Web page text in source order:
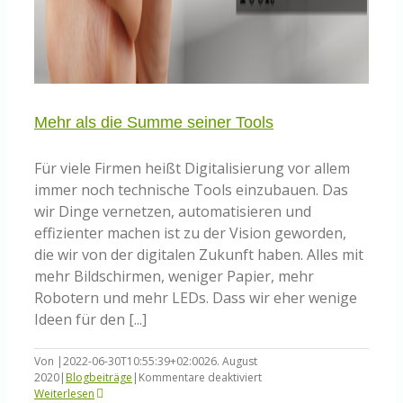
Mehr als die Summe seiner Tools
Für viele Firmen heißt Digitalisierung vor allem
immer noch technische Tools einzubauen. Das
wir Dinge vernetzen, automatisieren und
effizienter machen ist zu der Vision geworden,
die wir von der digitalen Zukunft haben. Alles mit
mehr Bildschirmen, weniger Papier, mehr
Robotern und mehr LEDs. Dass wir eher wenige
Ideen für den [...]
Von |2022-06-30T10:55:39+02:0026. August
2020|Blogbeiträge | Kommentare deaktiviertfür
Weiterlesen